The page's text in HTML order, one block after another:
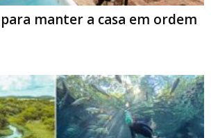
manter a casa em ordem